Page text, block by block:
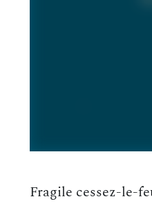
Fragile cessez-le-